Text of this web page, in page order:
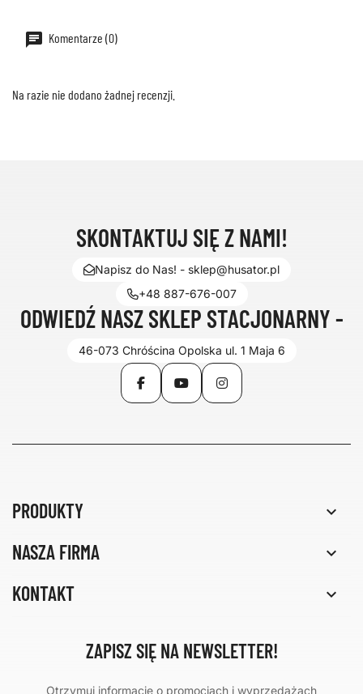
Komentarze (0)
Na razie nie dodano żadnej recenzji.
SKONTAKTUJ SIĘ Z NAMI!
Napisz do Nas! - sklep@husator.pl
+48 887-676-007
ODWIEDŹ NASZ SKLEP STACJONARNY -
46-073 Chróścina Opolska ul. 1 Maja 6
FacebookYouTubeInstagram
PRODUKTY 
NASZA FIRMA 
KONTAKT 
ZAPISZ SIĘ NA NEWSLETTER!
Otrzymuj informacje o promocjach i wyprzedażach